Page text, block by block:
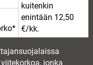
kuitenkin
enintään 12,50
€/kk.
jonka